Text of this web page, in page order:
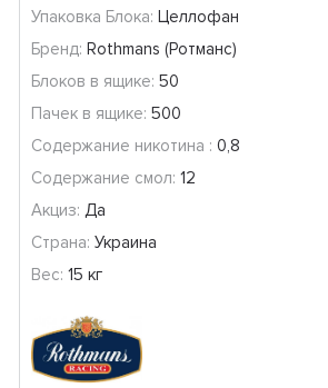
Упаковка Блока: Целлофан
Бренд: Rothmans (Ротманс)
Блоков в ящике: 50
Пачек в ящике: 500
Содержание никотина : 0,8
Содержание смол: 12
Акциз: Да
Страна: Украина
Вес: 15 кг